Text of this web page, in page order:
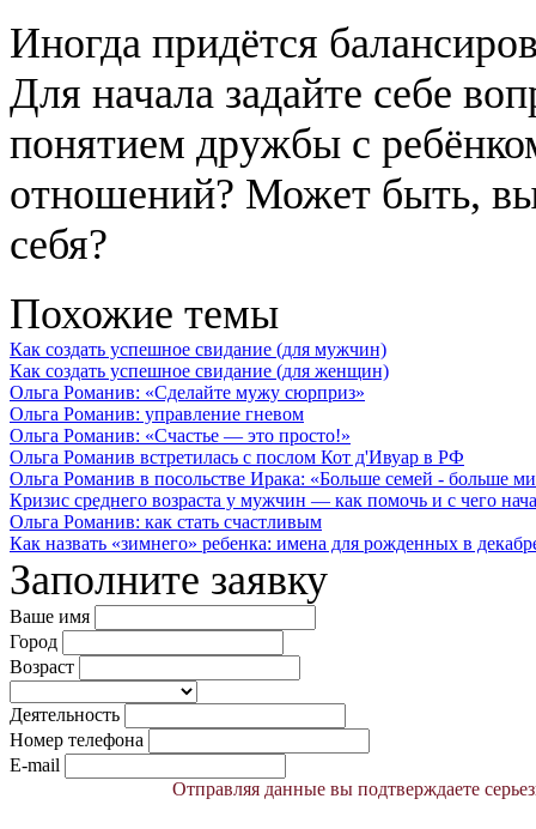
Иногда придётся
Для начала задайте себе
понятием дружбы с
отношений? Может быть, вы
себя?
Похожие темы
Как создать успешное свидание (для мужчин)
Как создать успешное свидание (для женщин)
Ольга Романив: «Сделайте мужу сюрприз»
Ольга Романив: управление гневом
Ольга Романив: «Счастье — это просто!»
Ольга Романив встретилась с послом Кот д'Ивуар в РФ
Ольга Романив в посольстве Ирака: «Больше семей - больше
Кризис среднего возраста у мужчин — как помочь и с чего
Ольга Романив: как стать счастливым
Как назвать «зимнего» ребенка: имена для рожденных в
Заполните заявку
Ваше имя
Город
Возраст
Деятельность
Номер телефона
E-mail
Отправляя данные вы подтверждаете